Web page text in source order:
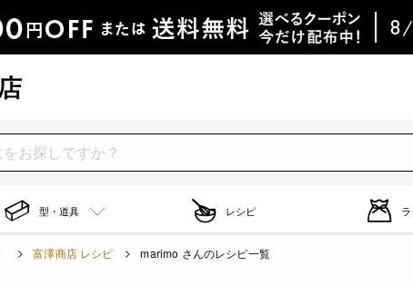
型・道具 レシピ
富澤商店 レシピ marimo さんのレシピ一覧